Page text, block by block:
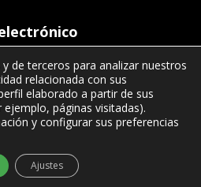
de terceros para analizar nuestros
relacionada con sus
elaborado a partir de sus
páginas visitadas).
y configurar sus preferencias
Ajustes